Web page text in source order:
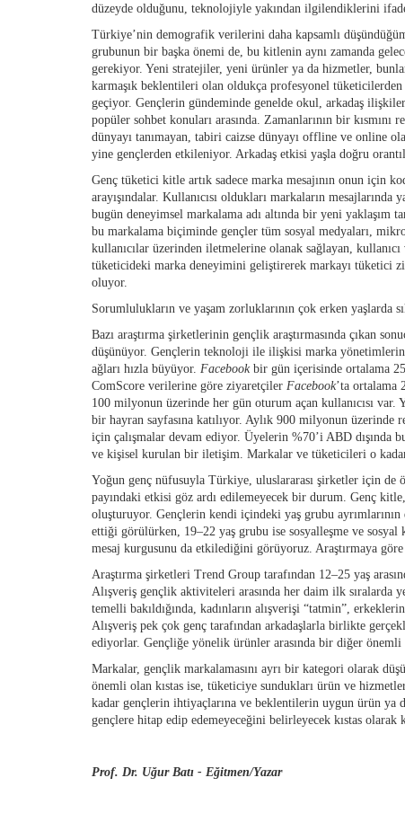
düzeyde olduğunu, teknolojiyle yakından ilgilendiklerini
Türkiye’nin demografik verilerini daha kapsamlı
grubunun bir başka önemi de, bu kitlenin aynı zamanda
gerekiyor. Yeni stratejiler, yeni ürünler ya da hizmetler,
karmaşık beklentileri olan oldukça profesyonel
geçiyor. Gençlerin gündeminde genelde okul, arkadaş
popüler sohbet konuları arasında. Zamanlarının bir
dünyayı tanımayan, tabiri caizse dünyayı offline ve online
yine gençlerden etkileniyor. Arkadaş etkisi yaşla doğru
Genç tüketici kitle artık sadece marka mesajının onun için
arayışındalar. Kullanıcısı oldukları markaların
bugün deneyimsel markalama adı altında bir yeni
bu markalama biçiminde gençler tüm sosyal medyaları,
kullanıcılar üzerinden iletmelerine olanak sağlayan,
tüketicideki marka deneyimini geliştirerek markayı tüketici
oluyor.
Sorumlulukların ve yaşam zorluklarının çok erken yaşlarda
Bazı araştırma şirketlerinin gençlik araştırmasında çıkan
düşünüyor. Gençlerin teknoloji ile ilişkisi marka
ağları hızla büyüyor. Facebook bir gün içerisinde ortalama
ComScore verilerine göre ziyaretçiler Facebook’ta ortalama
100 milyonun üzerinde her gün oturum açan kullanıcısı var.
bir hayran sayfasına katılıyor. Aylık 900 milyonun
için çalışmalar devam ediyor. Üyelerin %70’i ABD
ve kişisel kurulan bir iletişim. Markalar ve tüketicileri o
Yoğun genç nüfusuyla Türkiye, uluslararası şirketler için
payındaki etkisi göz ardı edilemeyecek bir durum. Genç
oluşturuyor. Gençlerin kendi içindeki yaş grubu
ettiği görülürken, 19–22 yaş grubu ise sosyalleşme ve
mesaj kurgusunu da etkilediğini görüyoruz. Araştırmaya
Araştırma şirketleri Trend Group tarafından 12–25 yaş
Alışveriş gençlik aktiviteleri arasında her daim ilk sıralarda
temelli bakıldığında, kadınların alışverişi “tatmin”,
Alışveriş pek çok genç tarafından arkadaşlarla birlikte
ediyorlar. Gençliğe yönelik ürünler arasında bir diğer önemli
Markalar, gençlik markalamasını ayrı bir kategori olarak
önemli olan kıstas ise, tüketiciye sundukları ürün ve
kadar gençlerin ihtiyaçlarına ve beklentilerin uygun ürün ya
gençlere hitap edip edemeyeceğini belirleyecek kıstas olarak
Prof. Dr. Uğur Batı - Eğitmen/Yazar